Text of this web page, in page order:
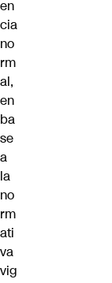
en
cia
no
rm
al,
en
ba
se
a
la
no
rm
ati
va
vig